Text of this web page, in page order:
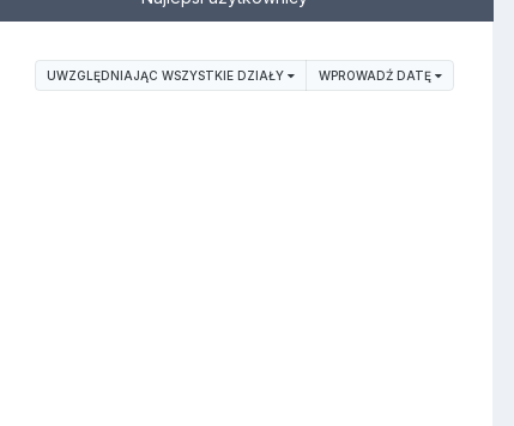
UWZGLĘDNIAJĄC WSZYSTKIE DZIAŁY WPROWADŹ DATĘ